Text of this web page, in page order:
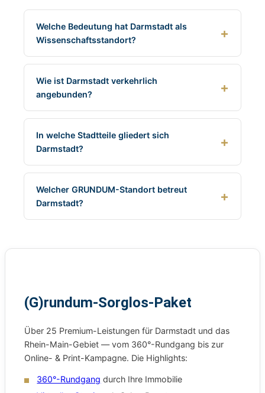
Welche Bedeutung hat Darmstadt als
Wissenschaftsstandort?
Wie ist Darmstadt verkehrlich
angebunden?
In welche Stadtteile gliedert sich
Darmstadt?
Welcher GRUNDUM-Standort betreut
Darmstadt?
(G)rundum-Sorglos-Paket
Über 25 Premium-Leistungen für Darmstadt und das
Rhein-Main-Gebiet — vom 360°-Rundgang bis zur
Online- & Print-Kampagne. Die Highlights:
360°-Rundgang durch Ihre Immobilie